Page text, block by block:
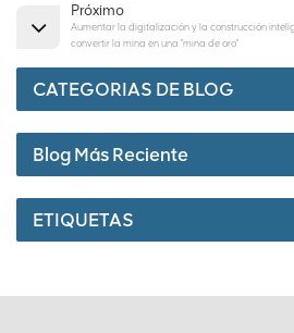
Próximo
Aumentar la digitalización y la construcción
convertir la mina en una "mina de oro"
CATEGORIAS DE BLOG
Blog Más Reciente
ETIQUETAS